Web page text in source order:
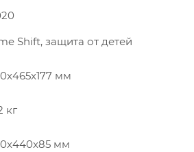
Shift, защита от детей
мм
кг
мм